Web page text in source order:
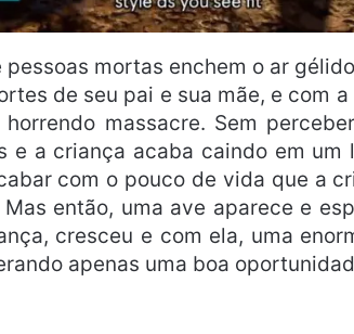
pessoas mortas enchem o ar
de seu pai e sua mãe, e com
massacre. Sem
e a criança acaba caindo em um
com o pouco de vida que a
então, uma ave aparece e
cresceu e com ela, uma
apenas uma boa